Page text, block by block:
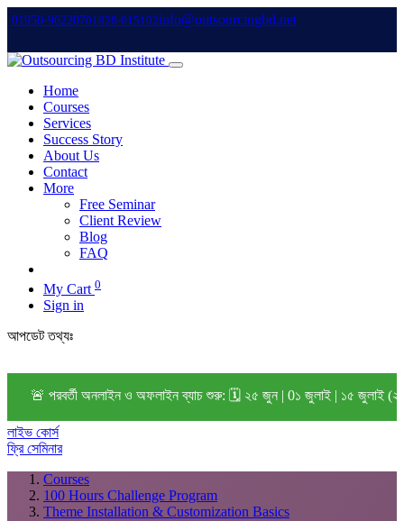
01950-96220701828-015102info@outsourcingbd.net
Home
Courses
Services
Success Story
About Us
Contact
More
Free Seminar
Client Review
Blog
FAQ
My Cart 0
Sign in
আপডেট তথ্যঃ
🚨 পরবর্তী অনলাইন ও অফলাইন ব্যাচ শুরু: 🗓️ ২৫ জুন | 0১ জুলাই | ১৫ জুলাই
লাইভ কোর্স
ফ্রি সেমিনার
Courses
100 Hours Challenge Program
Theme Installation & Customization Basics